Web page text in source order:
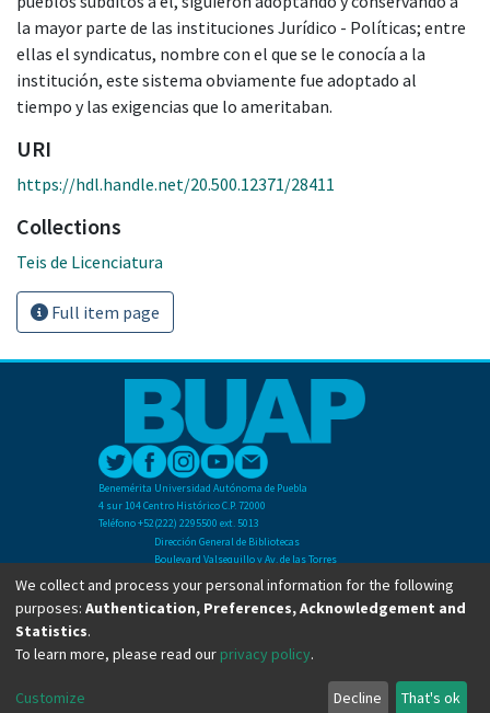
la mayor parte de las instituciones Jurídico - Políticas; entre
ellas el syndicatus, nombre con el que se le conocía a la
institución, este sistema obviamente fue adoptado al
tiempo y las exigencias que lo ameritaban.
URI
https://hdl.handle.net/20.500.12371/28411
Collections
Teis de Licenciatura
Full item page
Benemérita Universidad Autónoma de Puebla
4 sur 104 Centro Histórico C.P. 72000
Teléfono +52(222) 2295500 ext. 5013
Dirección General de Bibliotecas
Boulevard Valsequillo y Av. de las Torres
Ciudad Universitaria. Col. San Manuel
C.P. 72570
Teléfono +52 (222) 2295500 Ext 2901
Copyright © Dirección General de Bibliotecas - BUAP 2024. All right reserved.
We collect and process your personal information for the following
purposes: Authentication, Preferences, Acknowledgement and
Statistics.
To learn more, please read our privacy policy.
Customize Decline That's ok